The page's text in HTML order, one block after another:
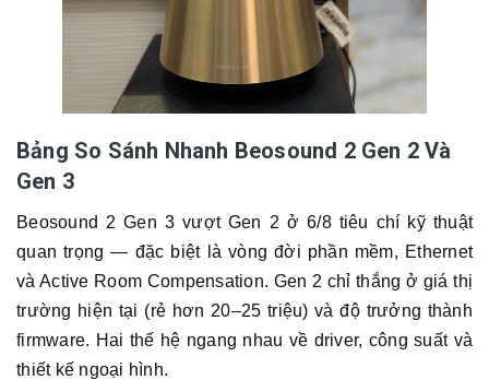
Bảng So Sánh Nhanh Beosound 2 Gen 2 Và
Gen 3
Beosound 2 Gen 3 vượt Gen 2 ở 6/8 tiêu chí kỹ thuật
quan trọng — đặc biệt là vòng đời phần mềm, Ethernet
và Active Room Compensation. Gen 2 chỉ thắng ở giá thị
trường hiện tại (rẻ hơn 20–25 triệu) và độ trưởng thành
firmware. Hai thế hệ ngang nhau về driver, công suất và
thiết kế ngoại hình.